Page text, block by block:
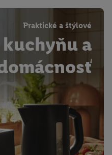
Praktické a štýlové
a